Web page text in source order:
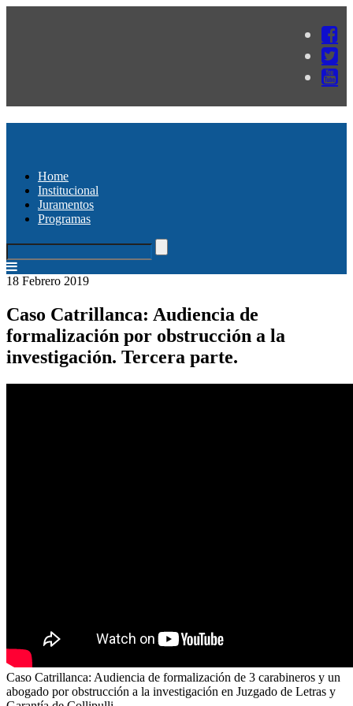
Home
Institucional
Juramentos
Programas
18 Febrero 2019
Caso Catrillanca: Audiencia de
formalización por obstrucción a la
investigación. Tercera parte.
Caso Catrillanca: Audiencia de formalización de 3 carabineros y un
abogado por obstrucción a la investigación en Juzgado de Letras y